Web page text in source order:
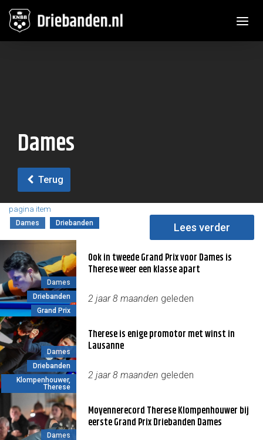
Dames
Terug
pagina item
Dames Driebanden Lees verder
Dames
Driebanden
Grand Prix
Ook in tweede Grand Prix voor Dames is
Therese weer een klasse apart
2 jaar 8 maanden geleden
Dames
Driebanden
Klompenhouwer,
Therese
Therese is enige promotor met winst in
Lausanne
2 jaar 8 maanden geleden
Dames
Moyennerecord Therese Klompenhouwer bij
eerste Grand Prix Driebanden Dames